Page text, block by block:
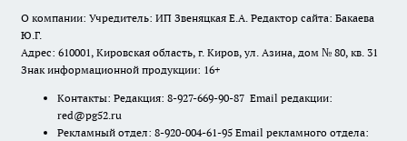
О компании: Учредитель: ИП Звеняцкая Е.А. Редактор сайта: Бакаева
Ю.Г.
Адрес: 610001, Кировская область, г. Киров, ул. Азина, дом № 80, кв. 31
Знак информационной продукции: 16+
Контакты: Редакция: 8-927-669-90-87 Email редакции:
red@pg52.ru
Рекламный отдел: 8-920-004-61-95 Email рекламного отдела: